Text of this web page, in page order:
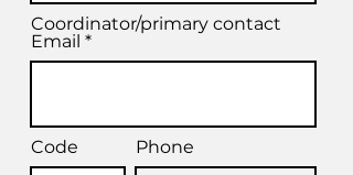
Coordinator/primary contact
Email
Code Phone